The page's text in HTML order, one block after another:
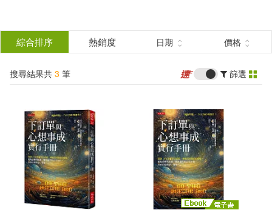
結
分類 (單選)
所有商品(3) 圖書(1)
影音(1) 電子書(1)
作者 (可複選)
綜合排序 熱銷度 日期 價格
搜尋結果共 3 筆 篩選